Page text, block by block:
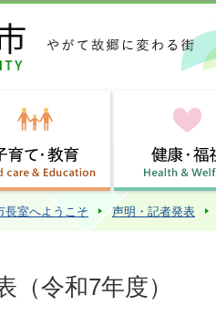
この
長室へようこそ 声明・記者発表
（令和7年度）